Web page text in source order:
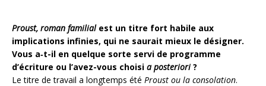
Proust, roman familial est un titre fort habile aux
implications infinies, qui ne saurait mieux le désigner.
Vous a‑t-il en quelque sorte servi de programme
d’écriture ou l’avez-vous choisi a posteriori?
Le titre de travail a longtemps été Proust ou la consolation.